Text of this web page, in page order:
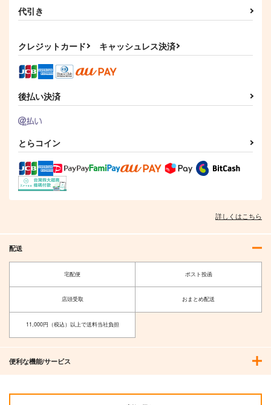
サンプル
I/RO
めるくまある/ALL.
艦隊これくしょん-艦これ-
呂500
カート
代引き
クレジットカード キャッシュレス決済
後払い決済
とらコイン
詳しくはこちら
配送
宅配便 ポスト投函
店頭受取 おまとめ配送
11,000円（税込）以上で送料当社負担
便利な機能/サービス